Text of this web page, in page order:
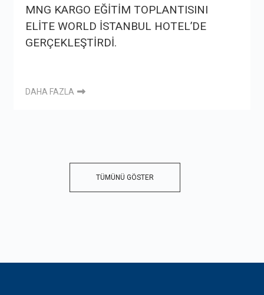
MNG KARGO EĞİTİM TOPLANTISINI
ELİTE WORLD İSTANBUL HOTEL’DE
GERÇEKLEŞTİRDİ.
DAHA FAZLA
TÜMÜNÜ GÖSTER